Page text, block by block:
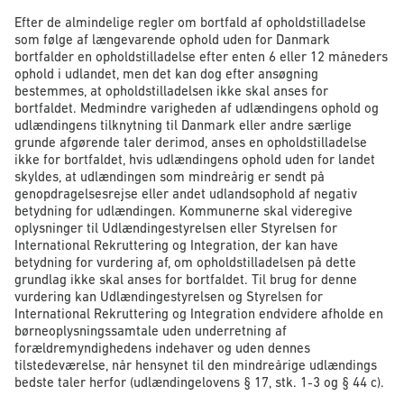
Efter de almindelige regler om bortfald af opholdstilladelse
som følge af længevarende ophold uden for Danmark
bortfalder en opholdstilladelse efter enten 6 eller 12 måneders
ophold i udlandet, men det kan dog efter ansøgning
bestemmes, at opholdstilladelsen ikke skal anses for
bortfaldet. Medmindre varigheden af udlændingens ophold og
udlændingens tilknytning til Danmark eller andre særlige
grunde afgørende taler derimod, anses en opholdstilladelse
ikke for bortfaldet, hvis udlændingens ophold uden for landet
skyldes, at udlændingen som mindreårig er sendt på
genopdragelsesrejse eller andet udlandsophold af negativ
betydning for udlændingen. Kommunerne skal videregive
oplysninger til Udlændingestyrelsen eller Styrelsen for
International Rekruttering og Integration, der kan have
betydning for vurdering af, om opholdstilladelsen på dette
grundlag ikke skal anses for bortfaldet. Til brug for denne
vurdering kan Udlændingestyrelsen og Styrelsen for
International Rekruttering og Integration endvidere afholde en
børneoplysningssamtale uden underretning af
forældremyndighedens indehaver og uden dennes
tilstedeværelse, når hensynet til den mindreårige udlændings
bedste taler herfor (udlændingelovens § 17, stk. 1-3 og § 44 c).